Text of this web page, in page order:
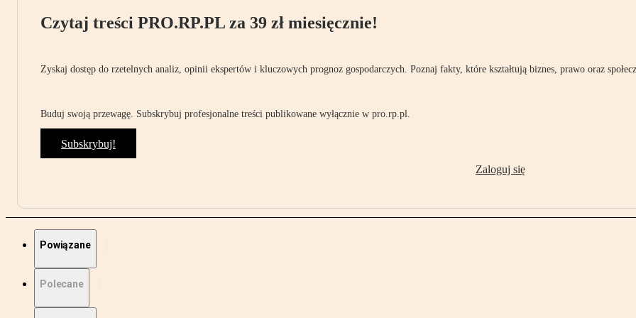
Czytaj treści PRO.RP.PL za 39 zł miesięcznie!
Zyskaj dostęp do rzetelnych analiz, opinii ekspertów i kluczowych prognoz gospodarczych. Poznaj fakty, które kształtują biznes, prawo oraz
Buduj swoją przewagę. Subskrybuj profesjonalne treści publikowane wyłącznie w pro.rp.pl.
Subskrybuj!
Zaloguj się
Powiązane
Polecane